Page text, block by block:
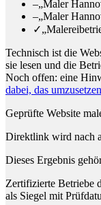
–„Maler
–„Maler
✓
Technisch ist die
sie lesen und die
Noch offen: eine
dabei, das
Geprüfte Website
Direktlink wird nach
Dieses Ergebnis
Zertifizierte Betriebe
als Siegel mit